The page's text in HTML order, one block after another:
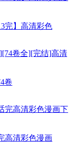
完】高清彩色
卷
高清彩色漫画